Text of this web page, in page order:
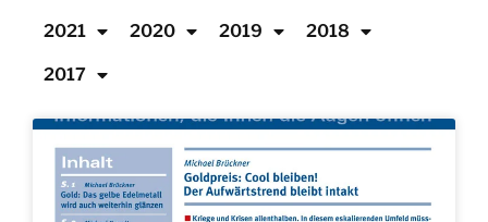
2021 2020 2019 2018
2017